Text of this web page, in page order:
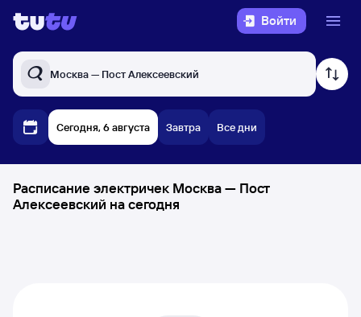
Войти
Москва — Пост Алексеевский
Сегодня, 6 августа Завтра Все дни
Расписание электричек Москва — Пост
Алексеевский на сегодня